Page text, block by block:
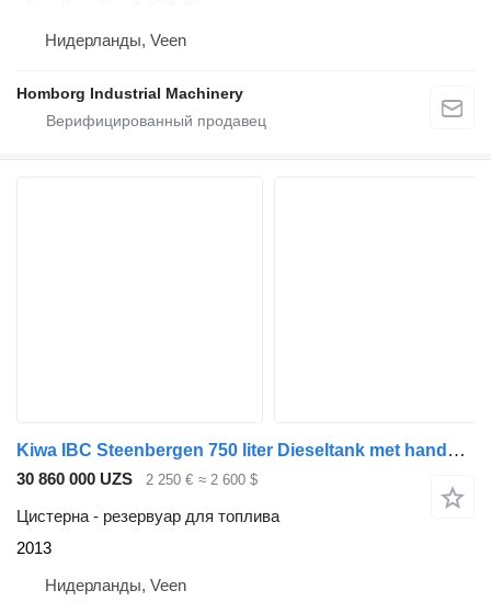
Нидерланды, Veen
Homborg Industrial Machinery
Kiwa IBC Steenbergen 750 liter Dieseltank met handpomp
30 860 000 UZS 2 250 € ≈ 2 600 $
Цистерна - резервуар для топлива
2013
Нидерланды, Veen